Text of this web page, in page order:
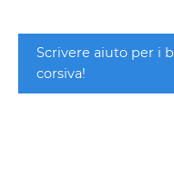
Scrivere aiuto per i
corsiva!